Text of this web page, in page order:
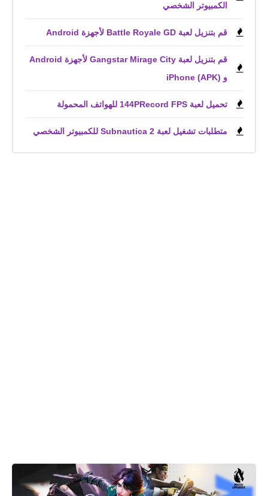
الكمبيوتر الشخصي
قم بتنزيل لعبة Battle Royale GD لأجهزة Android
قم بتنزيل لعبة Gangstar Mirage City لأجهزة Android
و iPhone (APK)
تحميل لعبة 144PRecord FPS للهواتف المحمولة
متطلبات تشغيل لعبة Subnautica 2 للكمبيوتر الشخصي